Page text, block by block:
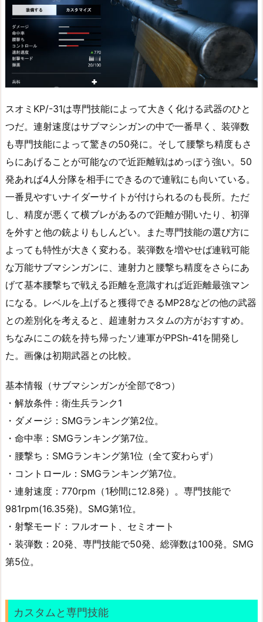
スオミKP/-31は専門技能によって大きく化ける武器のひと
つだ。連射速度はサブマシンガンの中で一番早く、装弾数
も専門技能によって驚きの50発に。そして腰撃ち精度もさ
らにあげることが可能なので近距離戦はめっぽう強い。50
発あれば4人分隊を相手にできるので連戦にも向いている。
一番見やすいナイダーサイトが付けられるのも長所。ただ
し、精度が悪くて横ブレがあるので距離が開いたり、初弾
を外すと他の銃よりもしんどい。また専門技能の選び方に
よっても特性が大きく変わる。装弾数を増やせば連戦可能
な万能サブマシンガンに、連射力と腰撃ち精度をさらにあ
げて基本腰撃ちで戦える距離を意識すれば近距離最強マン
になる。レベルを上げると獲得できるMP28などの他の武器
との差別化を考えると、超連射カスタムの方がおすすめ。
ちなみにこの銃を持ち帰ったソ連軍がPPSh-41を開発し
た。画像は初期武器との比較。
基本情報（サブマシンガンが全部で8つ）
・解放条件：衛生兵ランク1
・ダメージ：SMGランキング第2位。
・命中率：SMGランキング第7位。
・腰撃ち：SMGランキング第1位（全て変わらず）
・コントロール：SMGランキング第7位。
・連射速度：770rpm（1秒間に12.8発）。専門技能で
981rpm(16.35発)。SMG第1位。
・射撃モード：フルオート、セミオート
・装弾数：20発、専門技能で50発、総弾数は100発。SMG
第5位。
カスタムと専門技能